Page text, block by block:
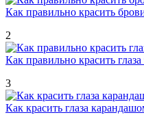
Как правильно красить
2
Как правильно красить
3
Как красить глаза